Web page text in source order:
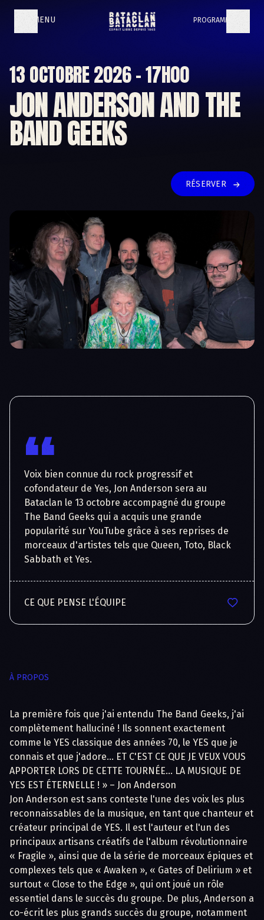
DES QUESTIONS ?
Vous n'avez pas trouvé ce que vous cherchez ?
VOIR LA F.A.Q.
MENU PROGRAMMATION
JON ANDERSON AND THE
BAND GEEKS
RÉSERVER
13 OCTOBRE 2026 - 17H00
CE QUE PENSE L'ÉQUIPE
“
Voix bien connue du rock progressif et
cofondateur de Yes, Jon Anderson sera au
Bataclan le 13 octobre accompagné du groupe
The Band Geeks qui a acquis une grande
popularité sur YouTube grâce à ses reprises de
morceaux d'artistes tels que Queen, Toto, Black
À PROPOS
La première fois que j'ai entendu The Band Geeks, j'ai
complètement halluciné ! Ils sonnent exactement
comme le YES classique des années 70, le YES que je
connais et que j'adore… ET C'EST CE QUE JE VEUX VOUS
APPORTER LORS DE CETTE TOURNÉE… LA MUSIQUE DE
YES EST ÉTERNELLE ! » – Jon Anderson
Jon Anderson est sans conteste l'une des voix les plus
reconnaissables de la musique, en tant que chanteur et
créateur principal de YES. Il est l'auteur et l'un des
principaux artisans créatifs de l'album révolutionnaire
« Fragile », ainsi que de la série de morceaux épiques et
complexes tels que « Awaken », « Gates of Delirium » et
surtout « Close to the Edge », qui ont joué un rôle
essentiel dans le succès du groupe. De plus, Anderson a
co-écrit les plus grands succès du groupe, notamment